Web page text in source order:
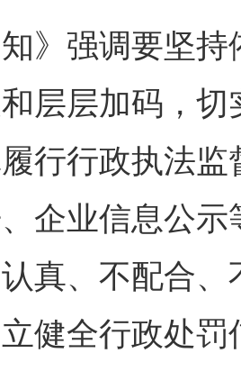
强调要坚持
层层加码，
行行政执法
企业信息公
真、不配合
健全行政处